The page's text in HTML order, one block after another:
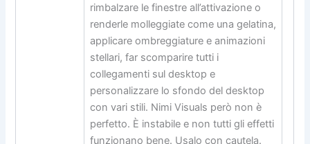
rimbalzare le finestre all’attivazione o
renderle molleggiate come una gelatina,
applicare ombreggiature e animazioni
stellari, far scomparire tutti i
collegamenti sul desktop e
personalizzare lo sfondo del desktop
con vari stili. Nimi Visuals però non è
perfetto. È instabile e non tutti gli effetti
funzionano bene. Usalo con cautela.